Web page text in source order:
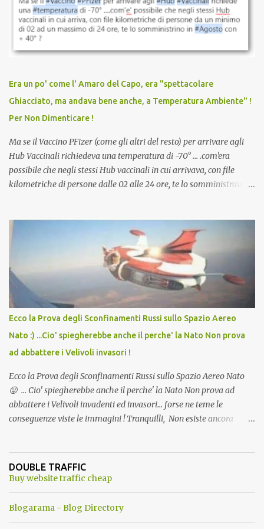
sconti, incentivi per vaccinarsi. Non avevamo mai visto
discriminazioni per coloro che non l’hanno fatto. Se non sei stato
vaccinato, nessuno aveva prima cercato di farti sentire una
persona cattiva. Non avevamo mai visto un vaccino che minacci le
vaccino usato per minacciare i mezzi di sussistenza, il lavoro o la
scuola. Non avevamo mai visto un vaccino che permettesse a un
dodicenne di ignorare il consenso dei genitori. Dopo tutti i vaccini
che abbiamo elencato sopra...
Era un po' come l' Amaro del Capo, era "spettacolare
Ghiacciato, ma andava bene anche, a Temperatura Ambiente" !
Per Non Dimenticare !
Ma se il Vaccino PFizer (come gli altri del resto) per arrivare agli
Hub Vaccinali richiedeva una temperatura di -70° ... .com'era
possibile che negli stessi Hub vaccinali in cui arrivava, con file
kilometriche di persone dalle 02 alle 24 ore, te lo somministravano
Vaccino come: l' Amaro del Capo, era "spettacolare Ghiacciato, ma
andava bene anche, a Temperatura Ambiente"! Riproponiamo
l'articolo per NON Dimenticare!
Ecco la Prova degli Sconfinamenti Russi sullo Spazio Aereo
Nato :) ...Cio' spiegherebbe anche il perche' la Nato Non prova
ad abbattere i Velivoli invasori !
Ecco la Prova degli Sconfinamenti Russi sullo Spazio Aereo Nato
😛 ... Cio' spiegherebbe anche il perche' la Nato Non prova ad
abbattere i Velivoli invadenti ed invasori... forse ne teme le
conseguenze viste le immagini ! Tranquilli, Non esiste ancora
ancora una fantasia Nato o forse una "False Flag", per provocare
una guerra mondiale che difficilmente da menti sane, potrebbe
DOUBLE TRAFFIC
Buy website traffic cheap
Blogarama - Blog Directory